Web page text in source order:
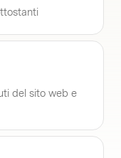
del sito web e